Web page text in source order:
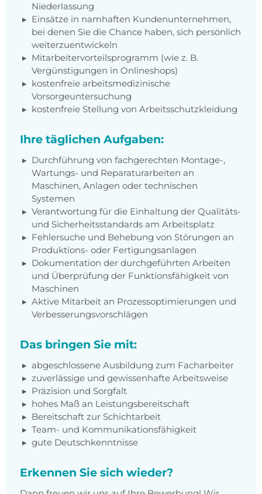
Niederlassung
Einsätze in namhaften Kundenunternehmen,
bei denen Sie die Chance haben, sich persönlich
weiterzuentwickeln
Mitarbeitervorteilsprogramm (wie z. B.
Vergünstigungen in Onlineshops)
kostenfreie arbeitsmedizinische
Vorsorgeuntersuchung
kostenfreie Stellung von Arbeitsschutzkleidung
Ihre täglichen Aufgaben:
Durchführung von fachgerechten Montage-,
Wartungs- und Reparaturarbeiten an
Maschinen, Anlagen oder technischen
Systemen
Verantwortung für die Einhaltung der Qualitäts-
und Sicherheitsstandards am Arbeitsplatz
Fehlersuche und Behebung von Störungen an
Produktions- oder Fertigungsanlagen
Dokumentation der durchgeführten Arbeiten
und Überprüfung der Funktionsfähigkeit von
Maschinen
Aktive Mitarbeit an Prozessoptimierungen und
Verbesserungsvorschlägen
Das bringen Sie mit:
abgeschlossene Ausbildung zum Facharbeiter
zuverlässige und gewissenhafte Arbeitsweise
Präzision und Sorgfalt
hohes Maß an Leistungsbereitschaft
Bereitschaft zur Schichtarbeit
Team- und Kommunikationsfähigkeit
gute Deutschkenntnisse
Erkennen Sie sich wieder?